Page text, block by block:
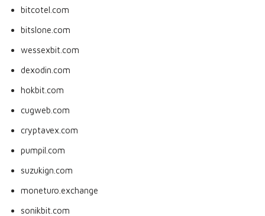
bitcotel.com
bitslone.com
wessexbit.com
dexodin.com
hokbit.com
cugweb.com
cryptavex.com
pumpil.com
suzukign.com
moneturo.exchange
sonikbit.com